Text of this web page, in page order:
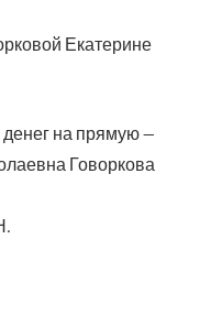
Ека­те­рине
на пря­мую —
Говоркова